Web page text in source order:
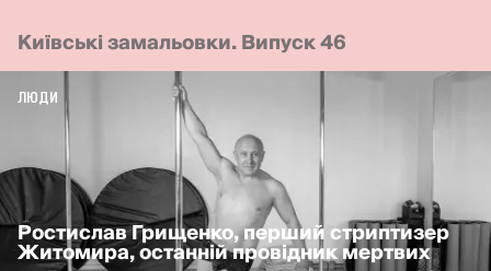
Київські замальовки. Випуск 46
Ростислав Грищенко, перший стриптизер
Житомира, останній провідник мертвих
ЛЮДИ